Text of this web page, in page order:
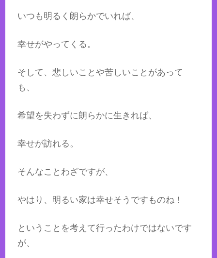
いつも明るく朗らかでいれば、
幸せがやってくる。
そして、悲しいことや苦しいことがあって
も、
希望を失わずに朗らかに生きれば、
幸せが訪れる。
そんなことわざですが、
やはり、明るい家は幸せそうですものね！
ということを考えて行ったわけではないです
が、